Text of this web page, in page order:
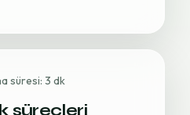
süresi: 3 dk
süreçleri